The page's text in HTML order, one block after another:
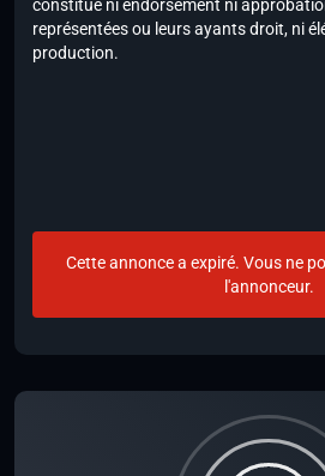
constitue ni endorsement ni
représentées ou leurs ayants droit, ni
production.
Cette annonce a expiré. Vous ne
l'annonceur.